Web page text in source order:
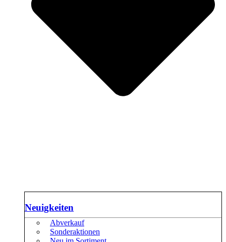
Neuigkeiten
Abverkauf
Sonderaktionen